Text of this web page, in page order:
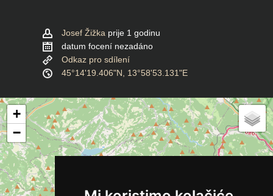
Josef Žižka prije 1 godinu
datum focení nezadáno
Odkaz pro sdílení
45°14'19.406"N, 13°58'53.131"E
+
−